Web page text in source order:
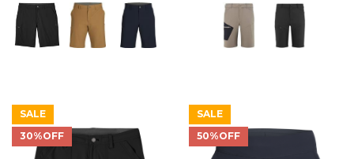
SALE
30%OFF
SALE
50%OFF